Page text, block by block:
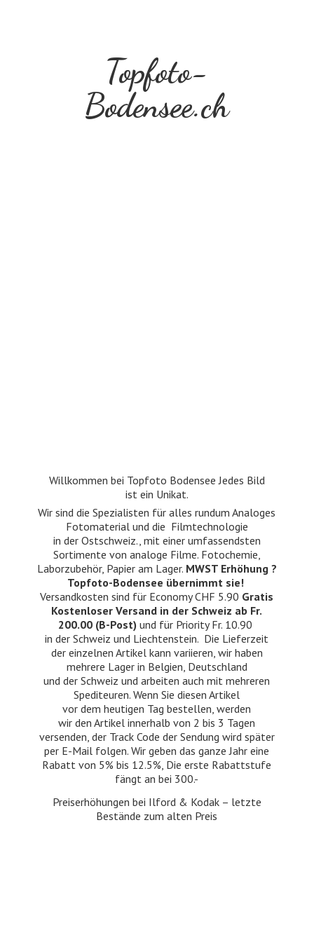
Topfoto-
Bodensee.ch
Willkommen bei Topfoto Bodensee Jedes Bild
ist ein Unikat.
Wir sind die Spezialisten für alles rundum Analoges
Fotomaterial und die Filmtechnologie
in der Ostschweiz., mit einer umfassendsten
Sortimente von analoge Filme. Fotochemie,
Laborzubehör, Papier am Lager. MWST Erhöhung ?
Topfoto-Bodensee übernimmt sie!
Versandkosten sind für Economy CHF 5.90 Gratis
Kostenloser Versand in der Schweiz ab Fr.
200.00 (B-Post) und für Priority Fr. 10.90
in der Schweiz und Liechtenstein. Die Lieferzeit
der einzelnen Artikel kann variieren, wir haben
mehrere Lager in Belgien, Deutschland
und der Schweiz und arbeiten auch mit mehreren
Spediteuren. Wenn Sie diesen Artikel
vor dem heutigen Tag bestellen, werden
wir den Artikel innerhalb von 2 bis 3 Tagen
versenden, der Track Code der Sendung wird später
per E-Mail folgen. Wir geben das ganze Jahr eine
Rabatt von 5% bis 12.5%, Die erste Rabattstufe
fängt an bei 300.-
Preiserhöhungen bei Ilford & Kodak – letzte
Bestände zumalten Preis